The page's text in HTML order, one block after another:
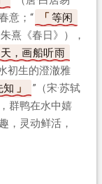
意；“
等闲
朱熹《春日》），
，画船听雨
初生的澄澈雅
知
”（宋·苏轼
群鸭在水中嬉
，灵动鲜活，